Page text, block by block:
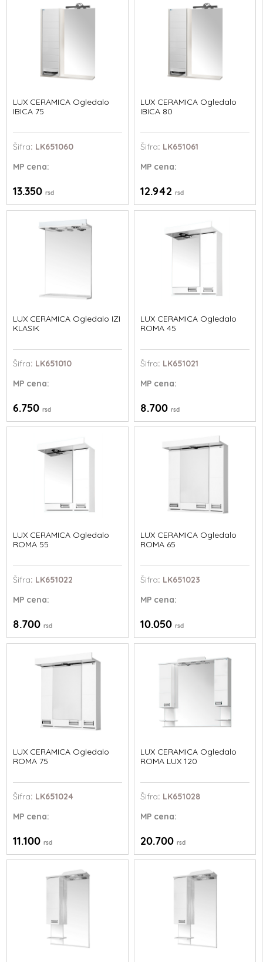
LUX CERAMICA Ogledalo
IBICA 75
Šifra: LK651060
MP cena:
13.350rsd
LUX CERAMICA Ogledalo
IBICA 80
Šifra: LK651061
MPcena:
12.942 rsd
LUX CERAMICA Ogledalo IZI
KLASIK
Šifra: LK651010
MP cena:
6.750rsd
LUX CERAMICA Ogledalo
ROMA 45
Šifra: LK651021
MPcena:
8.700 rsd
LUX CERAMICA Ogledalo
ROMA 55
Šifra: LK651022
MP cena:
8.700rsd
LUX CERAMICA Ogledalo
ROMA 65
Šifra: LK651023
MPcena:
10.050 rsd
LUX CERAMICA Ogledalo
ROMA 75
Šifra: LK651024
MP cena:
11.100rsd
LUX CERAMICA Ogledalo
ROMA LUX 120
Šifra: LK651028
MPcena:
20.700 rsd